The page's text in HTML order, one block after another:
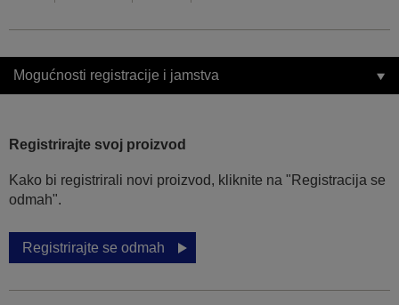
Mogućnosti registracije i jamstva
Registrirajte svoj proizvod
Kako bi registrirali novi proizvod, kliknite na "Registracija se
odmah".
Registrirajte se odmah